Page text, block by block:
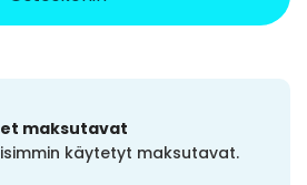
maksutavat
käytetyt maksutavat.